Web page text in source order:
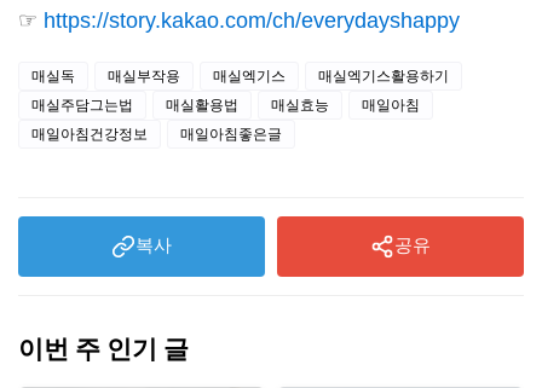
☞ https://story.kakao.com/ch/everydayshappy
매실독 매실부작용 매실엑기스
매실엑기스활용하기
매실주담그는법
매실활용법 매실효능
매일아침
매일아침건강정보
매일아침좋은글
복사 공유
이번 주 인기 글